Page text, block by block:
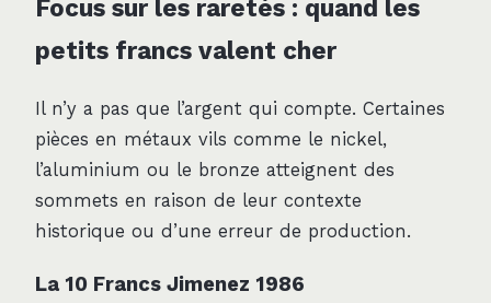
Focus sur les raretés : quand les
petits francs valent cher
Il n’y a pas que l’argent qui compte. Certaines
pièces en métaux vils comme le nickel,
l’aluminium ou le bronze atteignent des
sommets en raison de leur contexte
historique ou d’une erreur de production.
La 10 Francs Jimenez 1986